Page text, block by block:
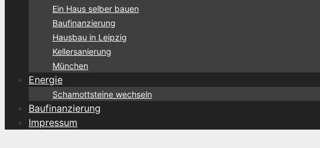
Ein Haus selber bauen
Baufinanzierung
Hausbau in Leipzig
Kellersanierung
München
Energie
Schamottsteine wechseln
Baufinanzierung
Impressum